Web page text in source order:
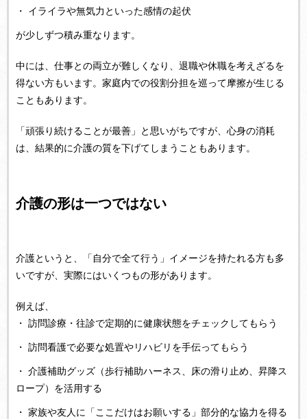
・ イライラや無気力といった感情の起伏
が少しずつ積み重なります。
中には、仕事との両立が難しくなり、退職や休職を考えざるを
得ない方もいます。家庭内での役割分担を巡って摩擦が生じる
こともあります。
「頑張り続けることが最善」と思いがちですが、心身の消耗
は、結果的に介護の質を下げてしまうこともあります。
介護の形は一つではない
介護というと、「自分で全て行う」イメージを持たれる方も多
いですが、実際にはいくつもの形があります。
例えば、
・ 訪問診療・往診で定期的に健康状態をチェックしてもらう
・ 訪問看護で必要な処置やリハビリを手伝ってもらう
・ 介護補助グッズ（歩行補助ハーネス、床の滑り止め、昇降ス
ロープ）を活用する
・ 家族や友人に「ここだけはお願いする」部分的な協力を得る